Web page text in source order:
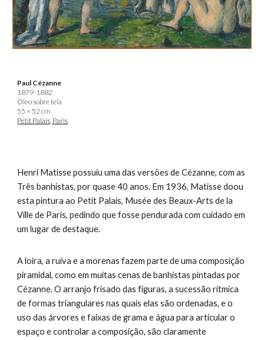
Paul Cézanne
1879-1882
Óleo sobre tela
55 × 52 cm
Petit Palais, Paris
Henri Matisse possuiu uma das versões de Cézanne, com as
Três banhistas, por quase 40 anos. Em 1936, Matisse doou
esta pintura ao Petit Palais, Musée des Beaux-Arts de la
Ville de Paris, pedindo que fosse pendurada com cuidado em
um lugar de destaque.
A loira, a ruiva e a morenas fazem parte de uma composição
piramidal, como em muitas cenas de banhistas pintadas por
Cézanne. O arranjo frisado das figuras, a sucessão rítmica
de formas triangulares nas quais elas são ordenadas, e o
uso das árvores e faixas de grama e água para articular o
espaço e controlar a composição, são claramente